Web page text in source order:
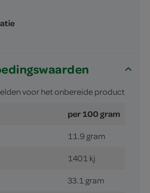
voor het onbereide product
per 100 gram
11.9 gram
1401 kj
33.1 gram